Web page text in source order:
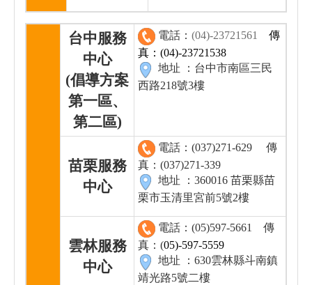
台中服務
中心
(倡導方案
第一區、
第二區)
電話： (04)-23721561 傳
真：(04)-23721538
地址 ：台中市南區三民
西路218號3樓
苗栗服務
中心
電話：(037)271-629 傳
真：(037)271-339
地址 ：360016 苗栗縣苗
栗市玉清里宮前5號2樓
雲林服務
中心
電話：(05)597-5661 傳
真：(05)-597-5559
地址 ：630雲林縣斗南鎮
靖光路5號二樓